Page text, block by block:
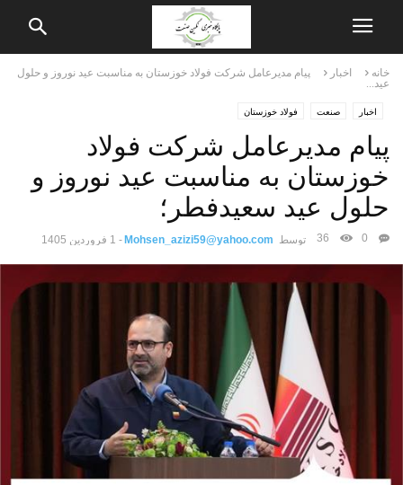
خانه اخبار
پیام مدیرعامل شرکت فولاد خوزستان به مناسبت عید نوروز و حلول
عید...
اخبار صنعت فولاد خوزستان
پیام مدیرعامل شرکت فولاد
خوزستان به مناسبت عید نوروز و
حلول عید سعیدفطر؛
توسط Mohsen_azizi59@yahoo.com
- 1 فروردین 1405 0
36